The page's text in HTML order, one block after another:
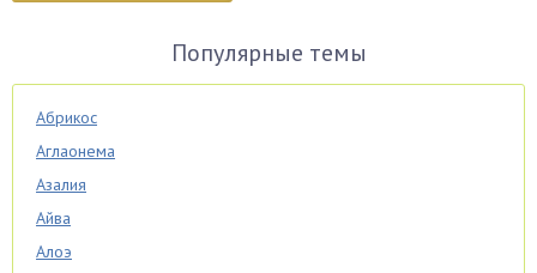
Популярные темы
Абрикос
Аглаонема
Азалия
Айва
Алоэ